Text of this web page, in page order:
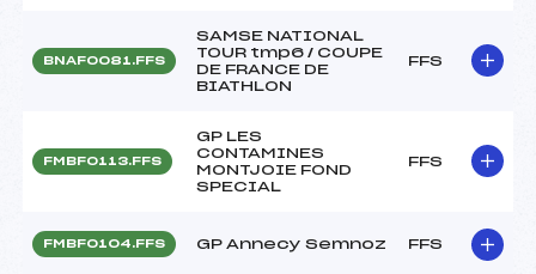
BNAF0081.FFS
SAMSE NATIONAL
TOUR tmp6 / COUPE
DE FRANCE DE
BIATHLON
FFS
FMBF0113.FFS
GP LES
CONTAMINES
MONTJOIE FOND
SPECIAL
FFS
FMBF0104.FFS GP Annecy Semnoz FFS